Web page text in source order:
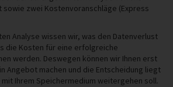
sowie zwei Kostenvoranschläge (Express
Analyse wissen wir, was den Datenverlust
die Kosten für eine erfolgreiche
werden. Deswegen können wir Ihnen erst
Angebot machen und die Entscheidung liegt
mit Ihrem Speichermedium weitergehen soll.